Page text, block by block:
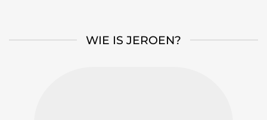
WIE IS JEROEN?